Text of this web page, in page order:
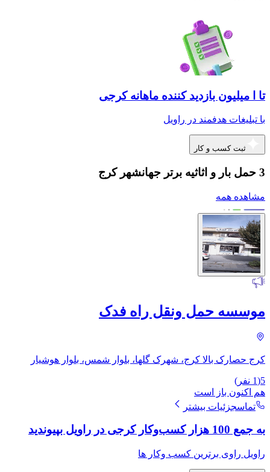
تا ا میلیون بازدید کننده ماهانه کرجی
با تبلیغات هدفمند در راویل
ثبت کسب و کار
3 حمل بار و اثاثیه برتر جهانشهر کرج
مشاهده همه
موسسه حمل ونقل راه فدک
کرج حصارک بالا کرج، شهرک گلها، بلوار شمس، بلوار هوشیار
5
(
1 نفر)
هم اکنون باز است
تماسجزئیات بیشتر
به جمع 100 هزار کسب‌وکار کرجی در راویل بپیوندید
راویل راوی برترین کسب وکار ها